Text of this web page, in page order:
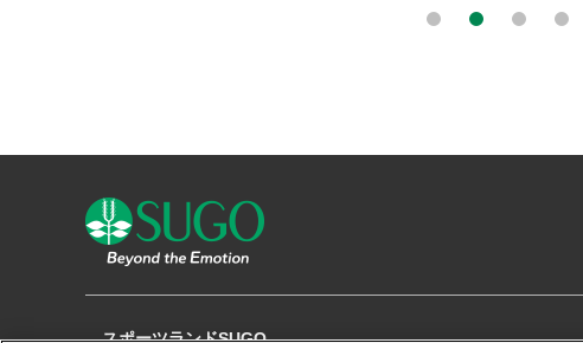
0 1 2 3
スポーツランドSUGO